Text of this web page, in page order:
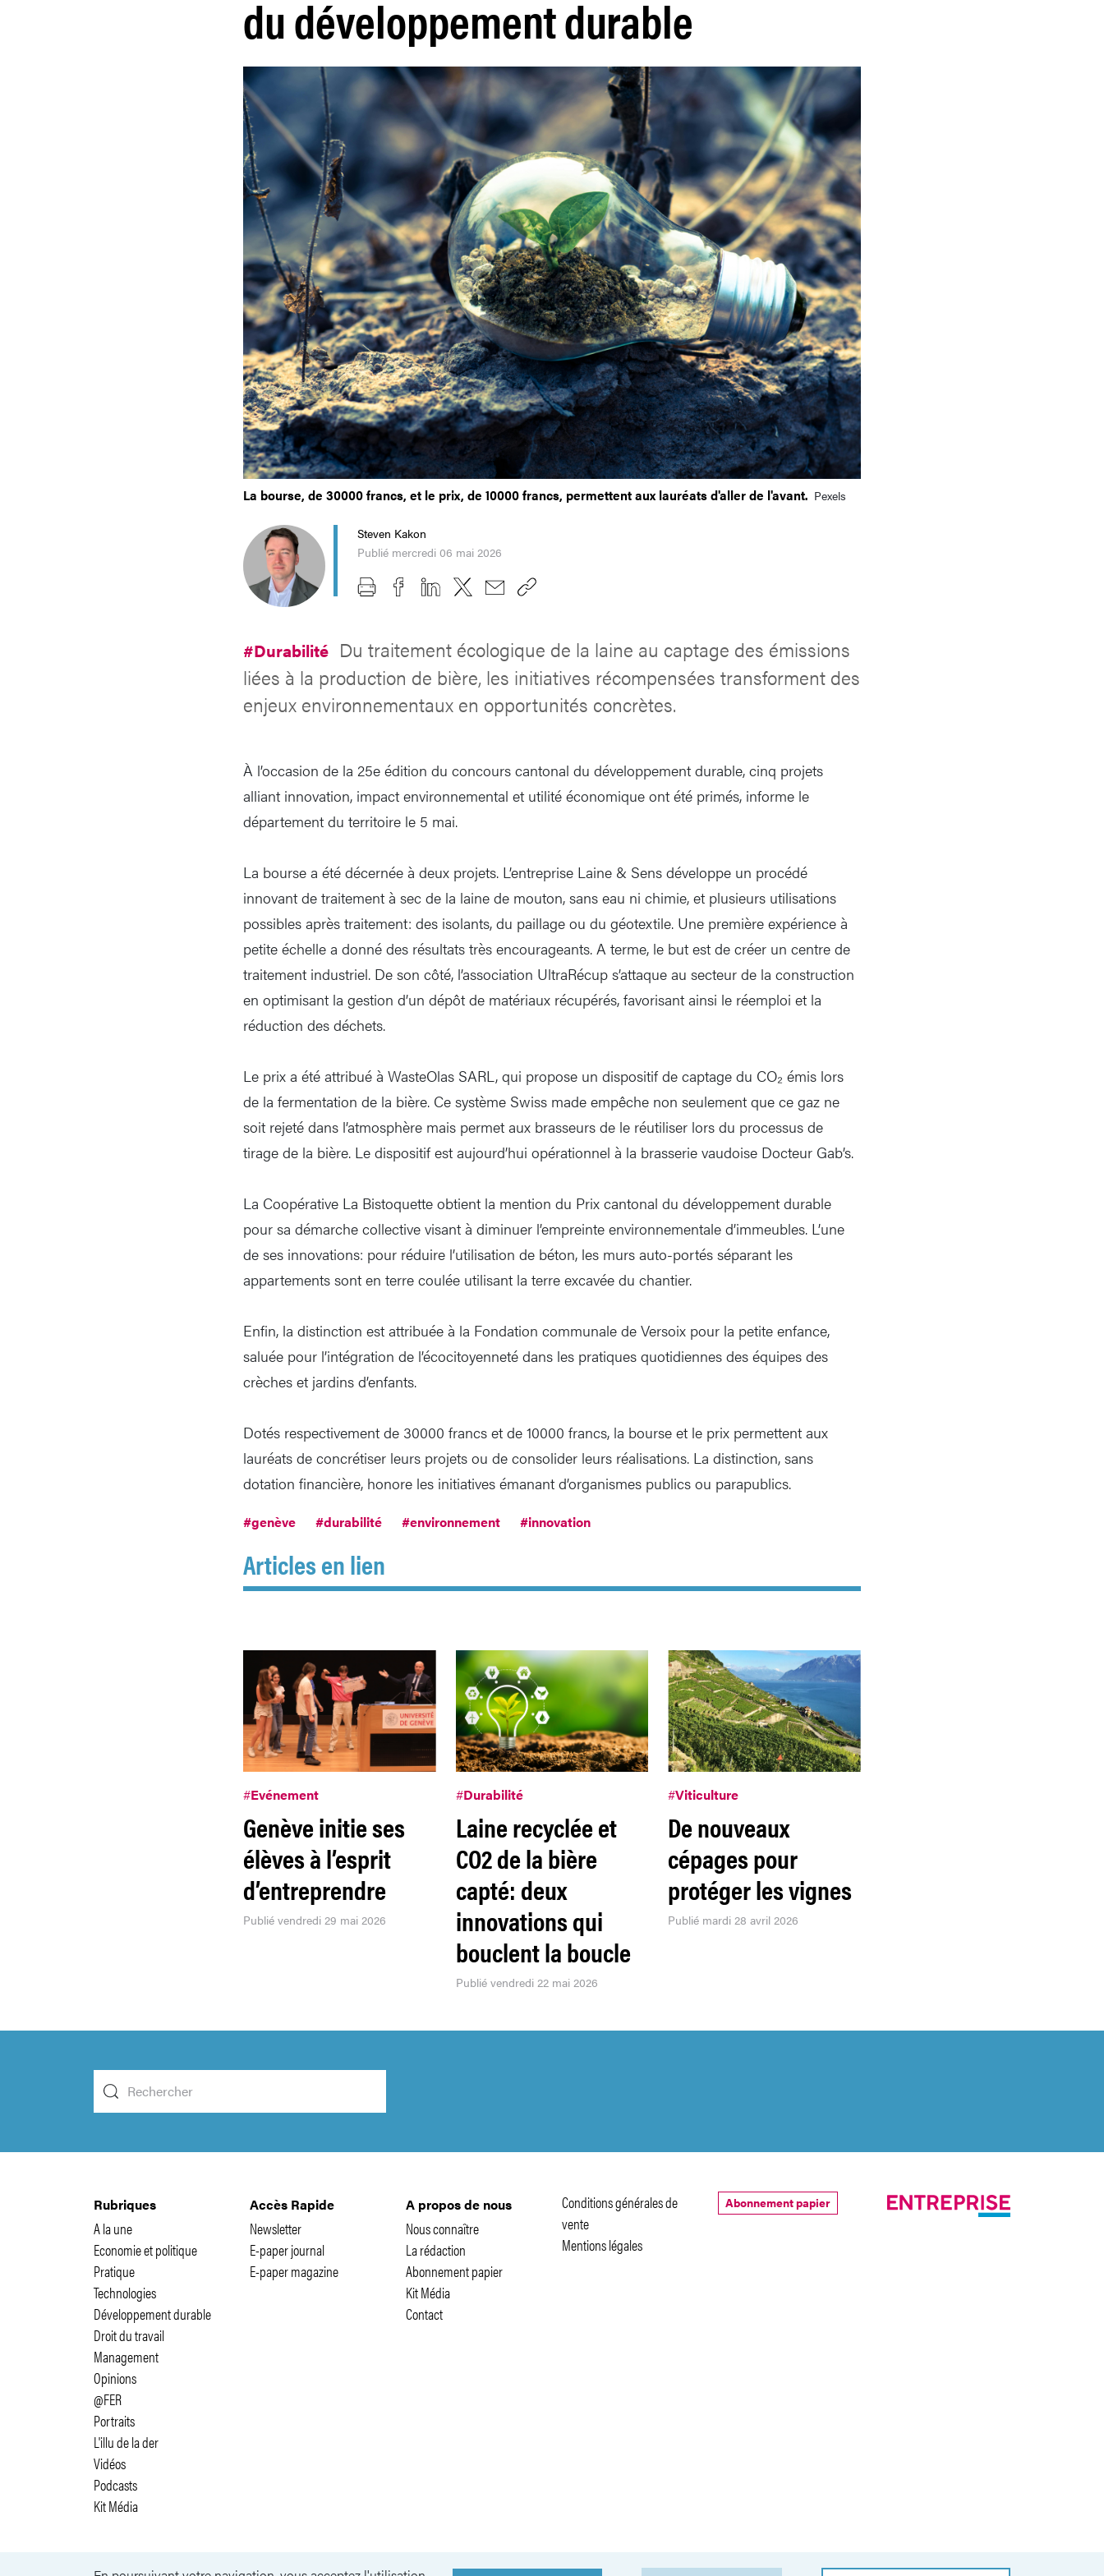
du développement durable
La bourse, de 30000 francs, et le prix, de 10000 francs, permettent aux lauréats d'aller de l'avant. Pexels
Steven Kakon
Publié mercredi 06 mai 2026
#Durabilité Du traitement écologique de la laine au captage des émissions
liées à la production de bière, les initiatives récompensées transforment des
enjeux environnementaux en opportunités concrètes.
À l’occasion de la 25e édition du concours cantonal du développement durable, cinq projets
alliant innovation, impact environnemental et utilité économique ont été primés, informe le
département du territoire le 5 mai.
La bourse a été décernée à deux projets. L’entreprise Laine & Sens développe un procédé
innovant de traitement à sec de la laine de mouton, sans eau ni chimie, et plusieurs utilisations
possibles après traitement: des isolants, du paillage ou du géotextile. Une première expérience à
petite échelle a donné des résultats très encourageants. A terme, le but est de créer un centre de
traitement industriel. De son côté, l’association UltraRécup s’attaque au secteur de la construction
en optimisant la gestion d’un dépôt de matériaux récupérés, favorisant ainsi le réemploi et la
réduction des déchets.
Le prix a été attribué à WasteOlas SARL, qui propose un dispositif de captage du CO₂ émis lors
de la fermentation de la bière. Ce système Swiss made empêche non seulement que ce gaz ne
soit rejeté dans l’atmosphère mais permet aux brasseurs de le réutiliser lors du processus de
tirage de la bière. Le dispositif est aujourd’hui opérationnel à la brasserie vaudoise Docteur Gab’s.
La Coopérative La Bistoquette obtient la mention du Prix cantonal du développement durable
pour sa démarche collective visant à diminuer l’empreinte environnementale d’immeubles. L’une
de ses innovations: pour réduire l’utilisation de béton, les murs auto-portés séparant les
appartements sont en terre coulée utilisant la terre excavée du chantier.
Enfin, la distinction est attribuée à la Fondation communale de Versoix pour la petite enfance,
saluée pour l’intégration de l’écocitoyenneté dans les pratiques quotidiennes des équipes des
crèches et jardins d’enfants.
Dotés respectivement de 30000 francs et de 10000 francs, la bourse et le prix permettent aux
lauréats de concrétiser leurs projets ou de consolider leurs réalisations. La distinction, sans
dotation financière, honore les initiatives émanant d’organismes publics ou parapublics.
#genève #durabilité #environnement #innovation
Articles en lien
#Evénement
Genève initie ses
élèves à l’esprit
d’entreprendre
Publié vendredi 29 mai 2026
#Durabilité
Laine recyclée et
CO2 de la bière
capté: deux
innovations qui
bouclent la boucle
Publié vendredi 22 mai 2026
#Viticulture
De nouveaux
cépages pour
protéger les vignes
Publié mardi 28 avril 2026
Rubriques
A la une
Economie et politique
Pratique
Technologies
Développement durable
Droit du travail
Management
Opinions
@FER
Portraits
L'illu de la der
Vidéos
Podcasts
Kit Média
Accès Rapide
Newsletter
E-paper journal
E-paper magazine
A propos de nous
Nous connaître
La rédaction
Abonnement papier
Kit Média
Contact
Conditions générales de
vente
Mentions légales
Abonnement papier